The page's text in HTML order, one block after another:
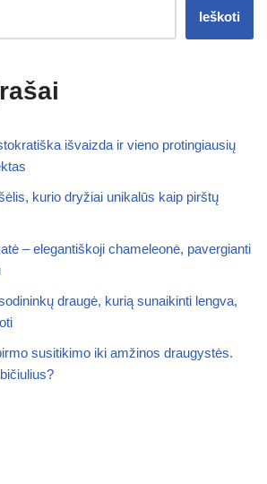
Ieškoti
išvaizda ir vieno protingiausių
kurio dryžiai unikalūs kaip pirštų
– elegantiškoji chameleonė, pavergianti
draugė, kurią sunaikinti lengva,
susitikimo iki amžinos draugystės.